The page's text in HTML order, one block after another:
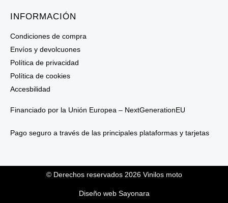
INFORMACIÓN
Condiciones de compra
Envíos y devolcuones
Política de privacidad
Política de cookies
Accesbilidad
Financiado por la Unión Europea – NextGenerationEU
Pago seguro a través de las principales plataformas y tarjetas
© Derechos reservados 2026 Vinilos moto
Diseño web Sayonara